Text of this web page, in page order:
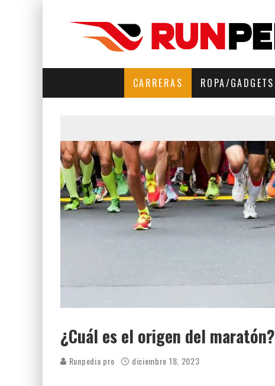
CARRERAS ROPA/GADGETS
¿Cuál es el origen del maratón?
Runpedia pro diciembre 18, 2023